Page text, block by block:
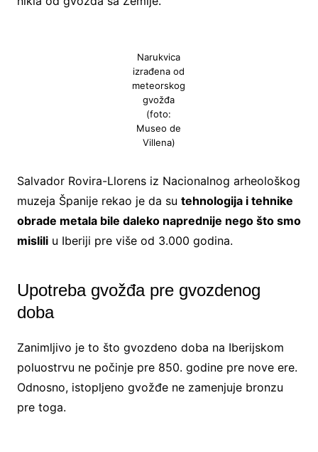
Narukvica
izrađena od
meteorskog
gvožđa
(foto:
Museo de
Villena)
Salvador Rovira-Llorens iz Nacionalnog arheološkog
muzeja Španije rekao je da su tehnologija i tehnike
obrade metala bile daleko naprednije nego što smo
misliliu Iberiji pre više od 3.000 godina.
Upotreba gvožđa pre gvozdenog
doba
Zanimljivo je to što gvozdeno doba na Iberijskom
poluostrvu ne počinje pre 850. godine pre nove ere.
Odnosno, istopljeno gvožđe ne zamenjuje bronzu
pre toga.